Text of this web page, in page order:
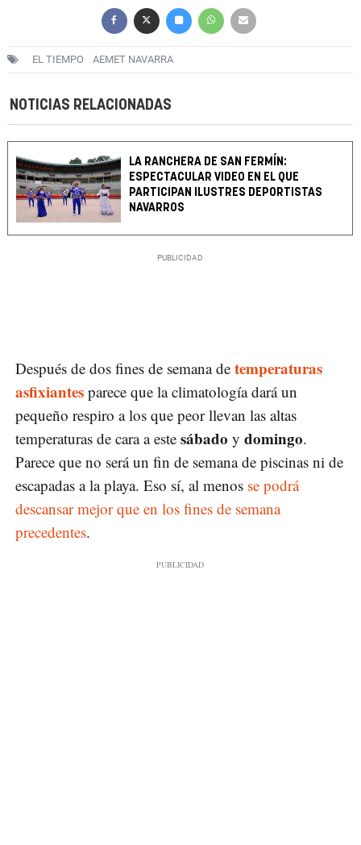
EL TIEMPO AEMET NAVARRA
NOTICIAS RELACIONADAS
LA RANCHERA DE SAN FERMÍN:
ESPECTACULAR VIDEO EN EL QUE
PARTICIPAN ILUSTRES DEPORTISTAS
NAVARROS
Después de dos fines de semana de temperaturas
asfixiantes parece que la climatología dará un
pequeño respiro a los que peor llevan las altas
temperaturas de cara a este sábado y domin​go.
Parece que no será un fin de semana de piscinas ni de
escapadas a la playa. Eso sí, al menos se podrá
descansar mejor que en los fines de semana
precedentes.